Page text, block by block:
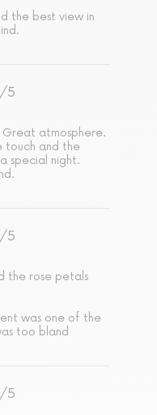
the best view in
/5
atmosphere.
touch and the
special night.
/5
the rose petals
was one of the
too bland
/5